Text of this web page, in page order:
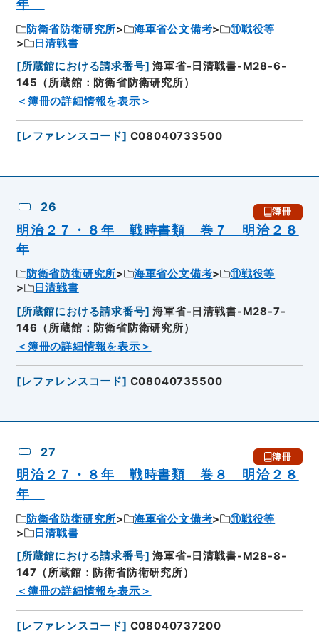
年
防衛省防衛研究所 海軍省公文備考
⑪戦役等
日清戦書
[所蔵館における請求番号] 海軍省-日清戦書-M28-6-
145（所蔵館：防衛省防衛研究所）
＜簿冊の詳細情報を表示＞
[レファレンスコード] C08040733500
26 簿冊
明治２７・８年 戦時書類 巻７ 明治２８
年
防衛省防衛研究所 海軍省公文備考
⑪戦役等
日清戦書
[所蔵館における請求番号] 海軍省-日清戦書-M28-7-
146（所蔵館：防衛省防衛研究所）
＜簿冊の詳細情報を表示＞
[レファレンスコード] C08040735500
27 簿冊
明治２７・８年 戦時書類 巻８ 明治２８
年
防衛省防衛研究所 海軍省公文備考
⑪戦役等
日清戦書
[所蔵館における請求番号] 海軍省-日清戦書-M28-8-
147（所蔵館：防衛省防衛研究所）
＜簿冊の詳細情報を表示＞
[レファレンスコード] C08040737200